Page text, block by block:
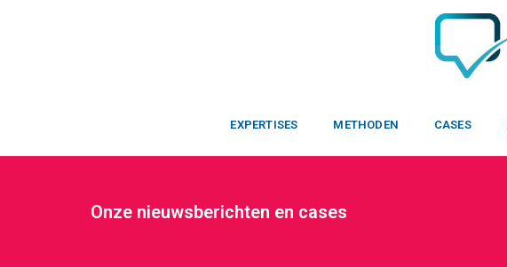
EXPERTISES METHODEN CASES
Onze nieuwsberichten en cases